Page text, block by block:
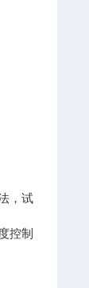
，试
控制